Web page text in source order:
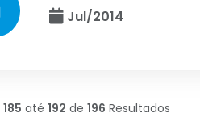
Jul/2014
185 até 192 de 196 Resultados